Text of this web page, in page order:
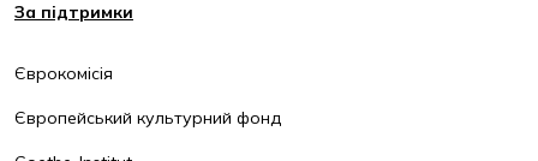
За підтримки
Єврокомісія
Європейський культурний фонд